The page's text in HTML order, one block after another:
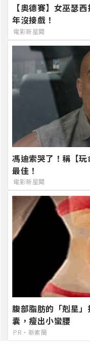
【奧德賽】女巫瑟
年沒接戲！
電影新星聞
馮迪索哭了！稱【
最佳！
電影新星聞
腹部脂肪的「剋星
囊，瘦出小蠻腰
PR・新素簡